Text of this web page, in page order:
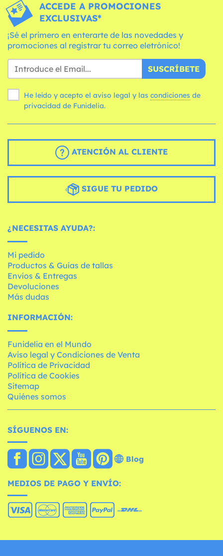
ACCEDE A PROMOCIONES
EXCLUSIVAS*
¡Sé el primero en enterarte de las novedades y
promociones al registrar tu correo eletrónico!
SUSCRÍBETE
He leído y acepto el aviso legal y las condiciones
privacidad de Funidelia.
ATENCIÓN AL CLIENTE
SIGUE TU PEDIDO
¿NECESITAS AYUDA?:
Mi pedido
Productos & Guías de tallas
Envíos & Entregas
Devoluciones
Más dudas
INFORMACIÓN:
Funidelia en el Mundo
Aviso legal y Condiciones de Venta
Política de Privacidad
Política de Cookies
Sitemap
Quiénes somos
SÍGUENOS EN:
Blog
MEDIOS DE PAGO Y ENVÍO: